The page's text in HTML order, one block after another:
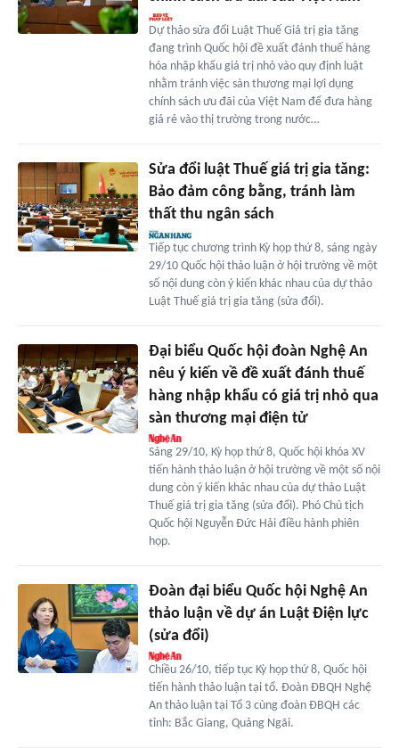
Dự thảo sửa đổi Luật Thuế Giá trị gia tăng
đang trình Quốc hội đề xuất đánh thuế hàng
hóa nhập khẩu giá trị nhỏ vào quy định luật
nhằm tránh việc sàn thương mại lợi dụng
chính sách ưu đãi của Việt Nam để đưa hàng
giá rẻ vào thị trường trong nước…
Sửa đổi luật Thuế giá trị gia tăng:
Bảo đảm công bằng, tránh làm
thất thu ngân sách
Tiếp tục chương trình Kỳ họp thứ 8, sáng ngày
29/10 Quốc hội thảo luận ở hội trường về một
số nội dung còn ý kiến khác nhau của dự thảo
Luật Thuế giá trị gia tăng (sửa đổi).
Đại biểu Quốc hội đoàn Nghệ An
nêu ý kiến về đề xuất đánh thuế
hàng nhập khẩu có giá trị nhỏ qua
sàn thương mại điện tử
Sáng 29/10, Kỳ họp thứ 8, Quốc hội khóa XV
tiến hành thảo luận ở hội trường về một số nội
dung còn ý kiến khác nhau của dự thảo Luật
Thuế giá trị gia tăng (sửa đổi). Phó Chủ tịch
Quốc hội Nguyễn Đức Hải điều hành phiên
họp.
Đoàn đại biểu Quốc hội Nghệ An
thảo luận về dự án Luật Điện lực
(sửa đổi)
Chiều 26/10, tiếp tục Kỳ họp thứ 8, Quốc hội
tiến hành thảo luận tại tổ. Đoàn ĐBQH Nghệ
An thảo luận tại Tổ 3 cùng đoàn ĐBQH các
tỉnh: Bắc Giang, Quảng Ngãi.